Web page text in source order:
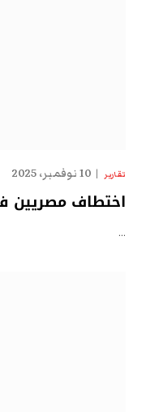
تقارير 10 نوفمبر، 2025
اختطاف مصريين
…